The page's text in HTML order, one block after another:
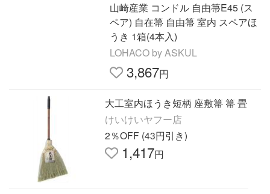
山崎産業 コンドル 自由箒E45 (ス
ペア) 自在箒 自由箒 室内 スペアほ
うき 1箱(4本入)
LOHACO by ASKUL
3,867円
大工室内ほうき短柄 座敷箒 箒 畳
けいけいヤフー店
2％OFF (43円引き)
1,417円